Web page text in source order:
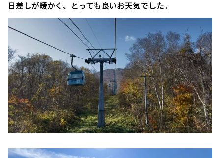
日差しが暖かく、とっても良いお天気でした。